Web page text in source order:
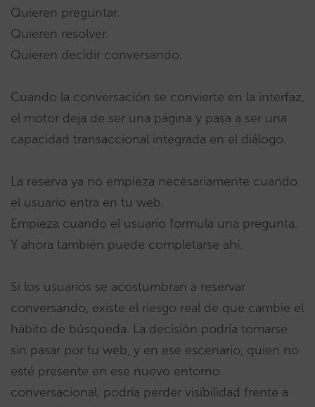
Quieren preguntar.
Quieren resolver.
Quieren decidir conversando.
Cuando la conversación se convierte en la interfaz,
el motor deja de ser una página y pasa a ser una
capacidad transaccional integrada en el diálogo.
La reserva ya no empieza necesariamente cuando
el usuario entra en tu web.
Empieza cuando el usuario formula una pregunta.
Y ahora también puede completarse ahí.
Si los usuarios se acostumbran a reservar
conversando, existe el riesgo real de que cambie el
hábito de búsqueda. La decisión podría tomarse
sin pasar por tu web, y en ese escenario, quien no
esté presente en ese nuevo entorno
conversacional, podría perder visibilidad frente a